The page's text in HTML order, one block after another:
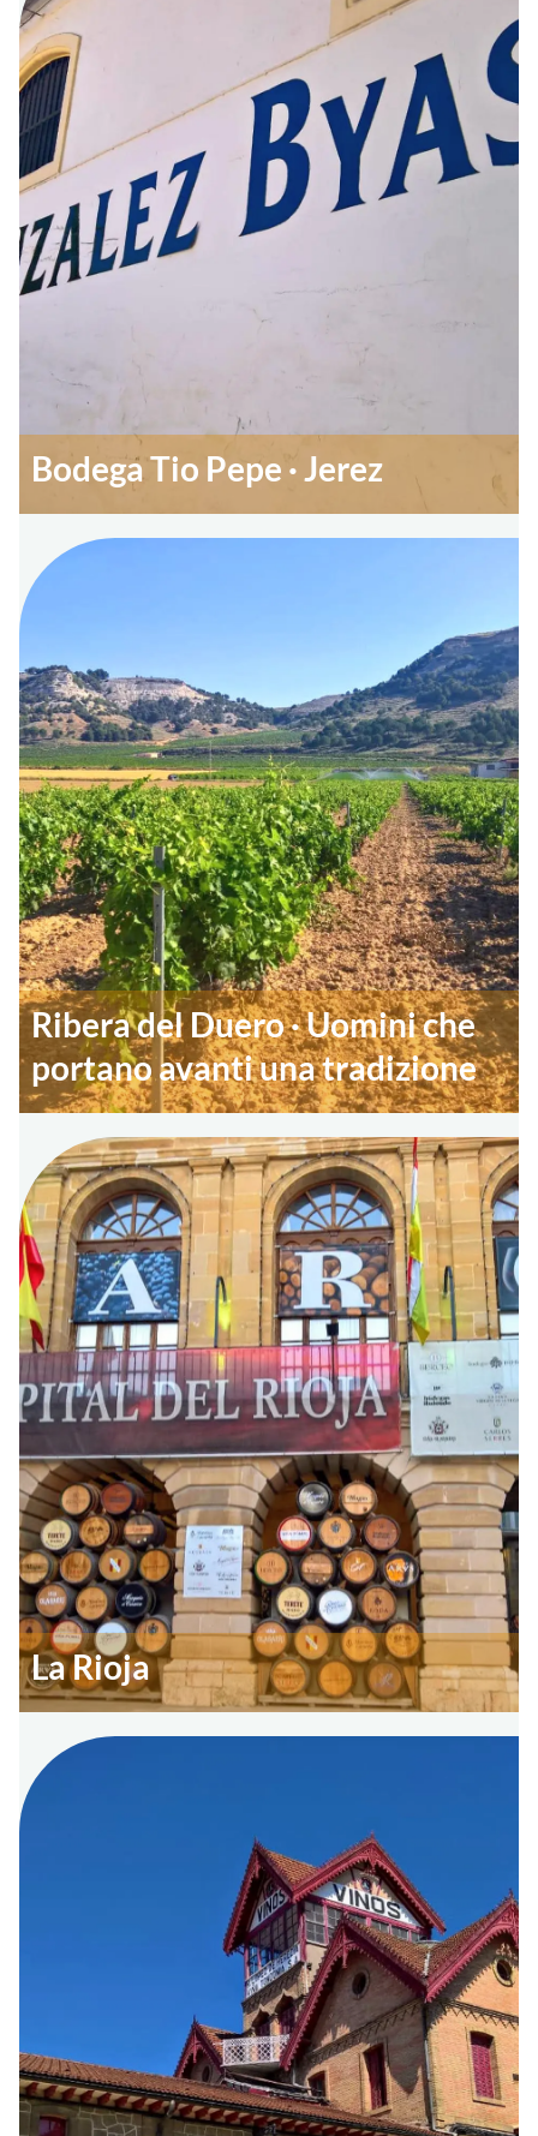
Bodega Tio Pepe · Jerez
Ribera del Duero · Uomini che
portano avanti una tradizione
La Rioja